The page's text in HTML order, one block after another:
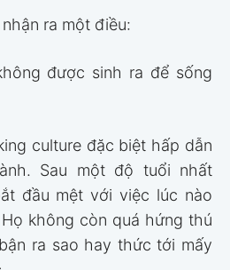
ra một điều:
được sinh ra để sống
culture đặc biệt hấp dẫn
Sau một độ tuổi nhất
đầu mệt với việc lúc nào
không còn quá hứng thú
ra sao hay thức tới mấy